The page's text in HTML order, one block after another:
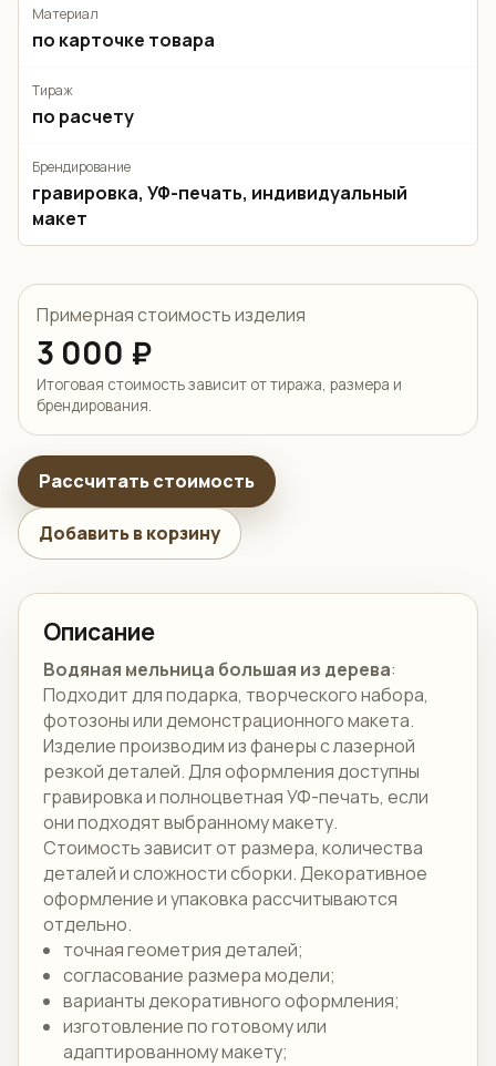
Материал
по карточке товара
Тираж
по расчету
Брендирование
гравировка, УФ-печать, индивидуальный
макет
Примерная стоимость изделия
3 000 ₽
Итоговая стоимость зависит от тиража, размера и
брендирования.
Рассчитать стоимость
Добавить в корзину
Описание
Водяная мельница большая из дерева:
Подходит для подарка, творческого набора,
фотозоны или демонстрационного макета.
Изделие производим из фанеры с лазерной
резкой деталей. Для оформления доступны
гравировка и полноцветная УФ-печать, если
они подходят выбранному макету.
Стоимость зависит от размера, количества
деталей и сложности сборки. Декоративное
оформление и упаковка рассчитываются
отдельно.
точная геометрия деталей;
согласование размера модели;
варианты декоративного оформления;
изготовление по готовому или
адаптированному макету;